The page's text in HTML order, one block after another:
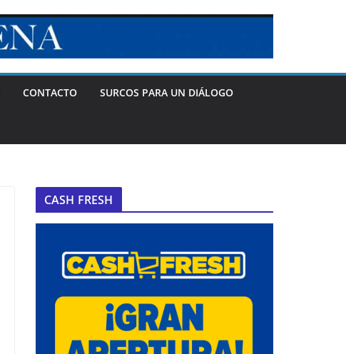
CONTACTO SURCOS PARA UN DIÁLOGO
CASH FRESH